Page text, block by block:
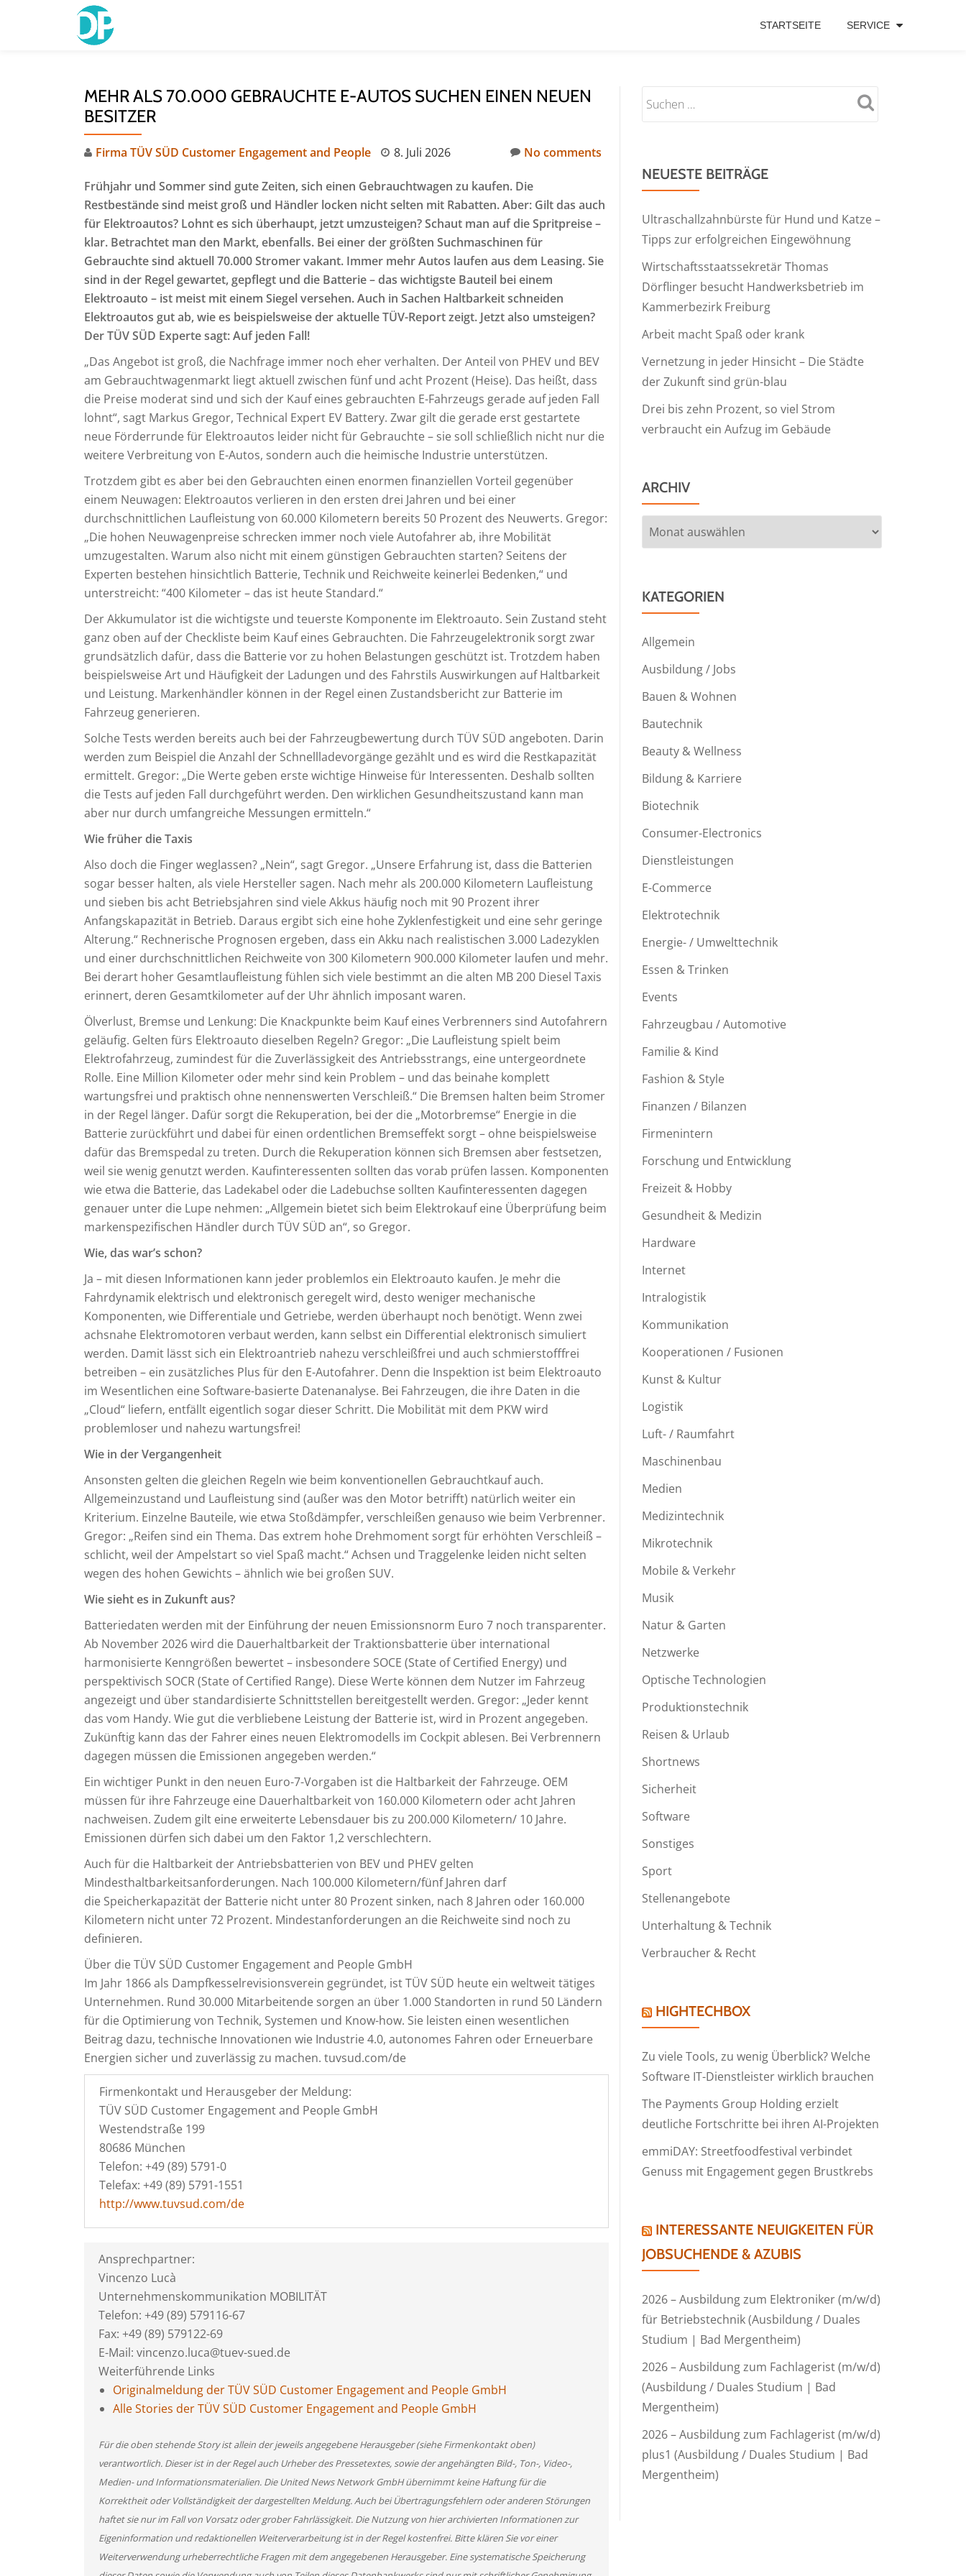
STARTSEITE SERVICE
MEHR ALS 70.000 GEBRAUCHTE E-AUTOS SUCHEN EINEN NEUEN
BESITZER
Firma TÜV SÜD Customer Engagement and People 8. Juli 2026 No comments
Frühjahr und Sommer sind gute Zeiten, sich einen Gebrauchtwagen zu kaufen. Die
Restbestände sind meist groß und Händler locken nicht selten mit Rabatten. Aber: Gilt das auch
für Elektroautos? Lohnt es sich überhaupt, jetzt umzusteigen? Schaut man auf die Spritpreise –
klar. Betrachtet man den Markt, ebenfalls. Bei einer der größten Suchmaschinen für
Gebrauchte sind aktuell 70.000 Stromer vakant. Immer mehr Autos laufen aus dem Leasing. Sie
sind in der Regel gewartet, gepflegt und die Batterie – das wichtigste Bauteil bei einem
Elektroauto – ist meist mit einem Siegel versehen. Auch in Sachen Haltbarkeit schneiden
Elektroautos gut ab, wie es beispielsweise der aktuelle TÜV-Report zeigt. Jetzt also umsteigen?
Der TÜV SÜD Experte sagt: Auf jeden Fall!
„Das Angebot ist groß, die Nachfrage immer noch eher verhalten. Der Anteil von PHEV und BEV
am Gebrauchtwagenmarkt liegt aktuell zwischen fünf und acht Prozent (Heise). Das heißt, dass
die Preise moderat sind und sich der Kauf eines gebrauchten E-Fahrzeugs gerade auf jeden Fall
lohnt“, sagt Markus Gregor, Technical Expert EV Battery. Zwar gilt die gerade erst gestartete
neue Förderrunde für Elektroautos leider nicht für Gebrauchte – sie soll schließlich nicht nur die
weitere Verbreitung von E-Autos, sondern auch die heimische Industrie unterstützen.
Trotzdem gibt es aber bei den Gebrauchten einen enormen finanziellen Vorteil gegenüber
einem Neuwagen: Elektroautos verlieren in den ersten drei Jahren und bei einer
durchschnittlichen Laufleistung von 60.000 Kilometern bereits 50 Prozent des Neuwerts. Gregor:
„Die hohen Neuwagenpreise schrecken immer noch viele Autofahrer ab, ihre Mobilität
umzugestalten. Warum also nicht mit einem günstigen Gebrauchten starten? Seitens der
Experten bestehen hinsichtlich Batterie, Technik und Reichweite keinerlei Bedenken,“ und
unterstreicht: “400 Kilometer – das ist heute Standard.“
Der Akkumulator ist die wichtigste und teuerste Komponente im Elektroauto. Sein Zustand steht
ganz oben auf der Checkliste beim Kauf eines Gebrauchten. Die Fahrzeugelektronik sorgt zwar
grundsätzlich dafür, dass die Batterie vor zu hohen Belastungen geschützt ist. Trotzdem haben
beispielsweise Art und Häufigkeit der Ladungen und des Fahrstils Auswirkungen auf Haltbarkeit
und Leistung. Markenhändler können in der Regel einen Zustandsbericht zur Batterie im
Fahrzeug generieren.
Solche Tests werden bereits auch bei der Fahrzeugbewertung durch TÜV SÜD angeboten. Darin
werden zum Beispiel die Anzahl der Schnellladevorgänge gezählt und es wird die Restkapazität
ermittelt. Gregor: „Die Werte geben erste wichtige Hinweise für Interessenten. Deshalb sollten
die Tests auf jeden Fall durchgeführt werden. Den wirklichen Gesundheitszustand kann man
aber nur durch umfangreiche Messungen ermitteln.“
Wie früher die Taxis
Also doch die Finger weglassen? „Nein“, sagt Gregor. „Unsere Erfahrung ist, dass die Batterien
sogar besser halten, als viele Hersteller sagen. Nach mehr als 200.000 Kilometern Laufleistung
und sieben bis acht Betriebsjahren sind viele Akkus häufig noch mit 90 Prozent ihrer
Anfangskapazität in Betrieb. Daraus ergibt sich eine hohe Zyklenfestigkeit und eine sehr geringe
Alterung.“ Rechnerische Prognosen ergeben, dass ein Akku nach realistischen 3.000 Ladezyklen
und einer durchschnittlichen Reichweite von 300 Kilometern 900.000 Kilometer laufen und mehr.
Bei derart hoher Gesamtlaufleistung fühlen sich viele bestimmt an die alten MB 200 Diesel Taxis
erinnert, deren Gesamtkilometer auf der Uhr ähnlich imposant waren.
Ölverlust, Bremse und Lenkung: Die Knackpunkte beim Kauf eines Verbrenners sind Autofahrern
geläufig. Gelten fürs Elektroauto dieselben Regeln? Gregor: „Die Laufleistung spielt beim
Elektrofahrzeug, zumindest für die Zuverlässigkeit des Antriebsstrangs, eine untergeordnete
Rolle. Eine Million Kilometer oder mehr sind kein Problem – und das beinahe komplett
wartungsfrei und praktisch ohne nennenswerten Verschleiß.“ Die Bremsen halten beim Stromer
in der Regel länger. Dafür sorgt die Rekuperation, bei der die „Motorbremse“ Energie in die
Batterie zurückführt und dabei für einen ordentlichen Bremseffekt sorgt – ohne beispielsweise
dafür das Bremspedal zu treten. Durch die Rekuperation können sich Bremsen aber festsetzen,
weil sie wenig genutzt werden. Kaufinteressenten sollten das vorab prüfen lassen. Komponenten
wie etwa die Batterie, das Ladekabel oder die Ladebuchse sollten Kaufinteressenten dagegen
genauer unter die Lupe nehmen: „Allgemein bietet sich beim Elektrokauf eine Überprüfung beim
markenspezifischen Händler durch TÜV SÜD an“, so Gregor.
Wie, das war’s schon?
Ja – mit diesen Informationen kann jeder problemlos ein Elektroauto kaufen. Je mehr die
Fahrdynamik elektrisch und elektronisch geregelt wird, desto weniger mechanische
Komponenten, wie Differentiale und Getriebe, werden überhaupt noch benötigt. Wenn zwei
achsnahe Elektromotoren verbaut werden, kann selbst ein Differential elektronisch simuliert
werden. Damit lässt sich ein Elektroantrieb nahezu verschleißfrei und auch schmierstofffrei
betreiben – ein zusätzliches Plus für den E-Autofahrer. Denn die Inspektion ist beim Elektroauto
im Wesentlichen eine Software-basierte Datenanalyse. Bei Fahrzeugen, die ihre Daten in die
„Cloud“ liefern, entfällt eigentlich sogar dieser Schritt. Die Mobilität mit dem PKW wird
problemloser und nahezu wartungsfrei!
Wie in der Vergangenheit
Ansonsten gelten die gleichen Regeln wie beim konventionellen Gebrauchtkauf auch.
Allgemeinzustand und Laufleistung sind (außer was den Motor betrifft) natürlich weiter ein
Kriterium. Einzelne Bauteile, wie etwa Stoßdämpfer, verschleißen genauso wie beim Verbrenner.
Gregor: „Reifen sind ein Thema. Das extrem hohe Drehmoment sorgt für erhöhten Verschleiß –
schlicht, weil der Ampelstart so viel Spaß macht.“ Achsen und Traggelenke leiden nicht selten
wegen des hohen Gewichts – ähnlich wie bei großen SUV.
Wie sieht es in Zukunft aus?
Batteriedaten werden mit der Einführung der neuen Emissionsnorm Euro 7 noch transparenter.
Ab November 2026 wird die Dauerhaltbarkeit der Traktionsbatterie über international
harmonisierte Kenngrößen bewertet – insbesondere SOCE (State of Certified Energy) und
perspektivisch SOCR (State of Certified Range). Diese Werte können dem Nutzer im Fahrzeug
angezeigt und über standardisierte Schnittstellen bereitgestellt werden. Gregor: „Jeder kennt
das vom Handy. Wie gut die verbliebene Leistung der Batterie ist, wird in Prozent angegeben.
Zukünftig kann das der Fahrer eines neuen Elektromodells im Cockpit ablesen. Bei Verbrennern
dagegen müssen die Emissionen angegeben werden.“
Ein wichtiger Punkt in den neuen Euro-7-Vorgaben ist die Haltbarkeit der Fahrzeuge. OEM
müssen für ihre Fahrzeuge eine Dauerhaltbarkeit von 160.000 Kilometern oder acht Jahren
nachweisen. Zudem gilt eine erweiterte Lebensdauer bis zu 200.000 Kilometern/ 10 Jahre.
Emissionen dürfen sich dabei um den Faktor 1,2 verschlechtern.
Auch für die Haltbarkeit der Antriebsbatterien von BEV und PHEV gelten
Mindesthaltbarkeitsanforderungen. Nach 100.000 Kilometern/fünf Jahren darf
die Speicherkapazität der Batterie nicht unter 80 Prozent sinken, nach 8 Jahren oder 160.000
Kilometern nicht unter 72 Prozent. Mindestanforderungen an die Reichweite sind noch zu
definieren.
Über die TÜV SÜD Customer Engagement and People GmbH
Im Jahr 1866 als Dampfkesselrevisionsverein gegründet, ist TÜV SÜD heute ein weltweit tätiges
Unternehmen. Rund 30.000 Mitarbeitende sorgen an über 1.000 Standorten in rund 50 Ländern
für die Optimierung von Technik, Systemen und Know-how. Sie leisten einen wesentlichen
Beitrag dazu, technische Innovationen wie Industrie 4.0, autonomes Fahren oder Erneuerbare
Energien sicher und zuverlässig zu machen. tuvsud.com/de
Firmenkontakt und Herausgeber der Meldung:
TÜV SÜD Customer Engagement and People GmbH
Westendstraße 199
80686 München
Telefon: +49 (89) 5791-0
Telefax: +49 (89) 5791-1551
http://www.tuvsud.com/de
Ansprechpartner:
Vincenzo Lucà
Unternehmenskommunikation MOBILITÄT
Telefon: +49 (89) 579116-67
Fax: +49 (89) 579122-69
E-Mail: vincenzo.luca@tuev-sued.de
Weiterführende Links
Originalmeldung der TÜV SÜD Customer Engagement and People GmbH
Alle Stories der TÜV SÜD Customer Engagement and People GmbH
Für die oben stehende Story ist allein der jeweils angegebene Herausgeber (siehe Firmenkontakt oben)
verantwortlich. Dieser ist in der Regel auch Urheber des Pressetextes, sowie der angehängten Bild-, Ton-, Video-,
Medien- und Informationsmaterialien. Die United News Network GmbH übernimmt keine Haftung für die
Korrektheit oder Vollständigkeit der dargestellten Meldung. Auch bei Übertragungsfehlern oder anderen Störungen
haftet sie nur im Fall von Vorsatz oder grober Fahrlässigkeit. Die Nutzung von hier archivierten Informationen zur
Eigeninformation und redaktionellen Weiterverarbeitung ist in der Regel kostenfrei. Bitte klären Sie vor einer
Weiterverwendung urheberrechtliche Fragen mit dem angegebenen Herausgeber. Eine systematische Speicherung
NEUESTE BEITRÄGE
Ultraschallzahnbürste für Hund und Katze –
Tipps zur erfolgreichen Eingewöhnung
Wirtschaftsstaatssekretär Thomas
Dörflinger besucht Handwerksbetrieb im
Kammerbezirk Freiburg
Arbeit macht Spaß oder krank
Vernetzung in jeder Hinsicht – Die Städte
der Zukunft sind grün-blau
Drei bis zehn Prozent, so viel Strom
verbraucht ein Aufzug im Gebäude
ARCHIV
Archiv
KATEGORIEN
Allgemein
Ausbildung / Jobs
Bauen & Wohnen
Bautechnik
Beauty & Wellness
Bildung & Karriere
Biotechnik
Consumer-Electronics
Dienstleistungen
E-Commerce
Elektrotechnik
Energie- / Umwelttechnik
Essen & Trinken
Events
Fahrzeugbau / Automotive
Familie & Kind
Fashion & Style
Finanzen / Bilanzen
Firmenintern
Forschung und Entwicklung
Freizeit & Hobby
Gesundheit & Medizin
Hardware
Internet
Intralogistik
Kommunikation
Kooperationen / Fusionen
Kunst & Kultur
Logistik
Luft- / Raumfahrt
Maschinenbau
Medien
Medizintechnik
Mikrotechnik
Mobile & Verkehr
Musik
Natur & Garten
Netzwerke
Optische Technologien
Produktionstechnik
Reisen & Urlaub
Shortnews
Sicherheit
Software
Sonstiges
Sport
Stellenangebote
Unterhaltung & Technik
Verbraucher & Recht
HIGHTECHBOX
Zu viele Tools, zu wenig Überblick? Welche
Software IT-Dienstleister wirklich brauchen
The Payments Group Holding erzielt
deutliche Fortschritte bei ihren AI-Projekten
emmiDAY: Streetfoodfestival verbindet
Genuss mit Engagement gegen Brustkrebs
INTERESSANTE NEUIGKEITEN FÜR
JOBSUCHENDE & AZUBIS
2026 – Ausbildung zum Elektroniker (m/w/d)
für Betriebstechnik (Ausbildung / Duales
Studium | Bad Mergentheim)
2026 – Ausbildung zum Fachlagerist (m/w/d)
(Ausbildung / Duales Studium | Bad
Mergentheim)
2026 – Ausbildung zum Fachlagerist (m/w/d)
plus1 (Ausbildung / Duales Studium | Bad
Mergentheim)